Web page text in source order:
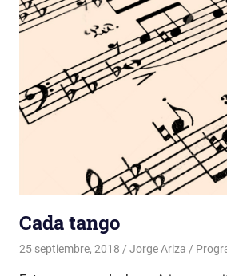
Cada tango
25 septiembre, 2018 Jorge Ariza